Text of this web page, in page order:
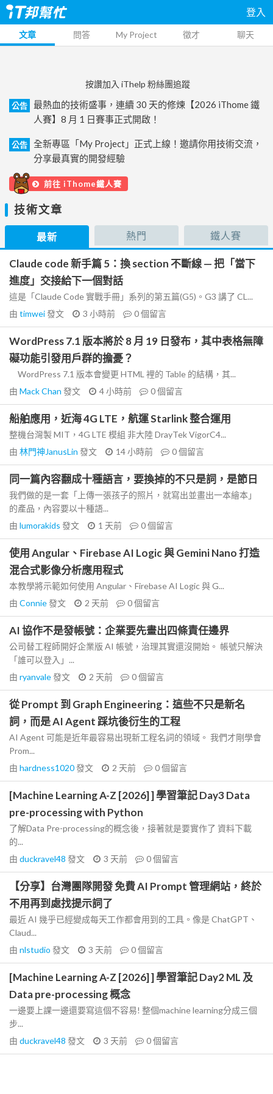
登入
文章 問答 My Project 徵才 聊天
按讚加入 iThelp 粉絲團追蹤
公告
最熱血的技術盛事，連續 30 天的修煉【2026 iThome 鐵
人賽】8 月 1 日賽事正式開啟！
公告
全新專區「My Project」正式上線！邀請你用技術交流，
分享最真實的開發經驗
前往 iThome鐵人賽
技術文章
最新 熱門 鐵人賽
Claude code 新手篇 5：換 section 不斷線 — 把「當下
進度」交接給下一個對話
這是「Claude Code 實戰手冊」系列的第五篇(G5)。G3 講了 CL...
由 timwei發文 3 小時前 0個留言
WordPress 7.1 版本將於 8 月 19 日發布，其中表格無障
礙功能引發用戶群的擔憂？
WordPress 7.1 版本會變更 HTML 裡的 Table 的結構，其...
由 Mack Chan 發文 4 小時前 0個留言
船舶應用，近海 4G LTE，航運 Starlink 整合運用
整機台灣製 MIT，4G LTE 模組 非大陸 DrayTek VigorC4...
由 林門神JanusLin 發文 14 小時前 0個留言
同一篇內容翻成十種語言，要換掉的不只是詞，是節日
我們做的是一套「上傳一張孩子的照片，就寫出並畫出一本繪本」
的產品，內容要以十種語...
由 lumorakids 發文 1 天前 0個留言
使用 Angular、Firebase AI Logic 與 Gemini Nano 打造
混合式影像分析應用程式
本教學將示範如何使用 Angular、Firebase AI Logic 與 G...
由 Connie發文 2 天前 0個留言
AI 協作不是發帳號：企業要先畫出四條責任邊界
公司替工程師開好企業版 AI 帳號，治理其實還沒開始。 帳號只解決
「誰可以登入」...
由 ryanvale發文 2 天前 0個留言
從 Prompt 到 Graph Engineering：這些不只是新名
詞，而是 AI Agent 踩坑後衍生的工程
AI Agent 可能是近年最容易出現新工程名詞的領域。 我們才剛學會
Prom...
由 hardness1020發文 2 天前 0個留言
[Machine Learning A-Z [2026] ] 學習筆記 Day3 Data
pre-processing with Python
了解Data Pre-processing的概念後，接著就是要實作了 資料下載
的...
由 duckravel48 發文 3 天前 0個留言
【分享】台灣團隊開發 免費 AI Prompt 管理網站，終於
不用再到處找提示詞了
最近 AI 幾乎已經變成每天工作都會用到的工具。像是 ChatGPT、
Claud...
由 nlstudio 發文 3 天前 0個留言
[Machine Learning A-Z [2026] ] 學習筆記 Day2 ML 及
Data pre-processing 概念
一邊要上課一邊還要寫這個不容易! 整個machine learning分成三個
步...
由 duckravel48 發文 3 天前 0個留言